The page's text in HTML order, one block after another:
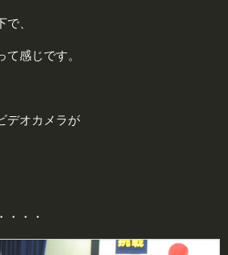
、
感じです。
デオカメラが
・・・